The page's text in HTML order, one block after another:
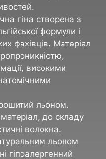
піна створена з
формули і
фахівців. Матеріал
високими
льоном.
до складу
волокна.
льоном
гіпоалергенний